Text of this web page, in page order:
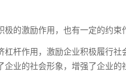
的激励作用，也有一定的约束
杆作用，激励企业积极履行
业的社会形象，增强了企业